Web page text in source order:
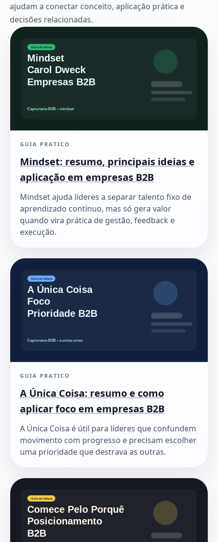
ajudam a conectar conceito, aplicação prática e
decisões relacionadas.
GUIA PRATICO
Mindset: resumo, principais ideias e
aplicação em empresas B2B
Mindset ajuda líderes a separar talento fixo de
aprendizado contínuo, mas só gera valor
quando vira prática de gestão, feedback e
execução.
GUIA PRATICO
A Única Coisa: resumo e como
aplicar foco em empresas B2B
A Única Coisa é útil para líderes que confundem
movimento com progresso e precisam escolher
uma prioridade que destrava as outras.